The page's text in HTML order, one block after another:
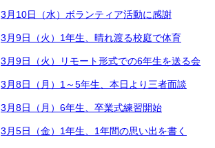
3月10日（水）ボランティア活動に感謝
3月9日（火）1年生、晴れ渡る校庭で体育
3月9日（火）リモート形式での6年生を送る会
3月8日（月）1～5年生、本日より三者面談
3月8日（月）6年生、卒業式練習開始
3月5日（金）1年生、1年間の思い出を書く